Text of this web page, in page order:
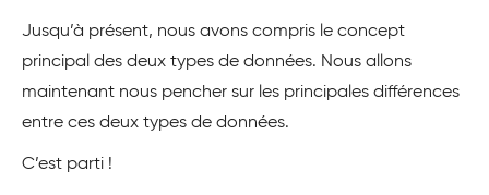
Jusqu’à présent, nous avons compris le concept
principal des deux types de données. Nous allons
maintenant nous pencher sur les principales différences
entre ces deux types de données.
C’est parti !